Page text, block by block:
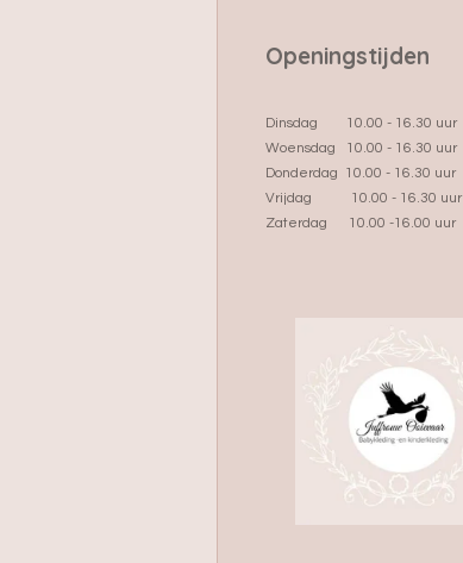
Openingstijden
Dinsdag 10.00 - 16.30 uur
Woensdag 10.00 - 16.30 uur
Donderdag 10.00 - 16.30 uur
Vrijdag 10.00 - 16.30 uur
Zaterdag 10.00 -16.00 uur